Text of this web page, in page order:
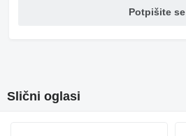
Potpišite se
Slični oglasi